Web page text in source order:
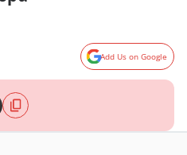
Add Us on Google